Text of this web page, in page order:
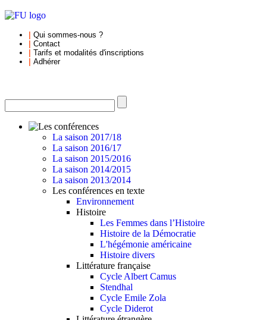
Qui sommes-nous ?
Contact
Tarifs et modalités d'inscriptions
Adhérer
La saison 2017/18
La saison 2016/17
La saison 2015/2016
La saison 2014/2015
La saison 2013/2014
Les conférences en texte
Environnement
Histoire
Les Femmes dans l’Histoire
Histoire de la Démocratie
L'hégémonie américaine
Histoire divers
Littérature française
Cycle Albert Camus
Stendhal
Cycle Emile Zola
Cycle Diderot